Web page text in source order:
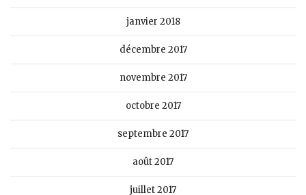
janvier 2018
décembre 2017
novembre 2017
octobre 2017
septembre 2017
août 2017
juillet 2017